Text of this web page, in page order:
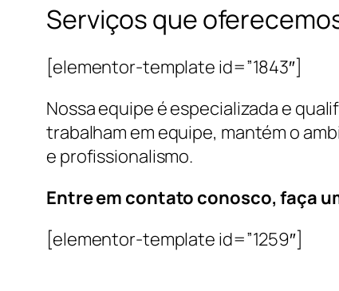
Serviços que
[elementor-template id=”1843″]
Nossa equipe é especializada e
trabalham em equipe, mantém o
e profissionalismo.
Entre em contato conosco, faça
[elementor-template id=”1259″]